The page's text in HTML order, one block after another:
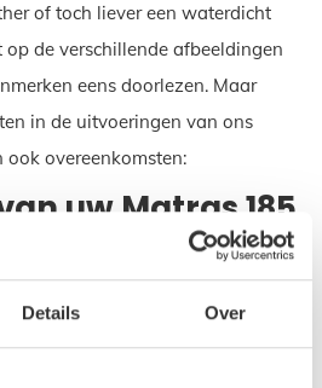
Details Over
of toch liever een waterdicht
de verschillende afbeeldingen
eens doorlezen. Maar
in de uitvoeringen van ons
ook overeenkomsten:
uw Matras 185
185 x 145 is ongeveer 10 tot
Daar zit een idee achter.